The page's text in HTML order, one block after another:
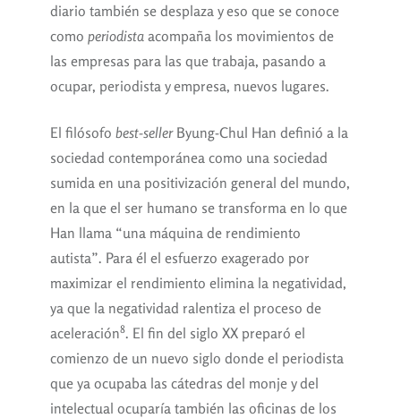
diario también se desplaza y eso que se conoce
como periodistaacompaña los movimientos de
las empresas para las que trabaja, pasando a
ocupar, periodista y empresa, nuevos lugares.
El filósofo best-sellerByung-Chul Han definió a la
sociedad contemporánea como una sociedad
sumida en una positivización general del mundo,
en la que el ser humano se transforma en lo que
Han llama “una máquina de rendimiento
autista”. Para él el esfuerzo exagerado por
maximizar el rendimiento elimina la negatividad,
ya que la negatividad ralentiza el proceso de
aceleración8. El fin del siglo XX preparó el
comienzo de un nuevo siglo donde el periodista
que ya ocupaba las cátedras del monje y del
intelectual ocuparía también las oficinas de los